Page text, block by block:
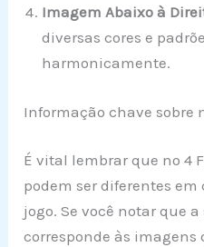
Imagem Abaixo à
diversas cores e
harmonicamente.
Informação chave sobre
É vital lembrar que no 4
podem ser diferentes
jogo. Se você notar que
corresponde às imagens